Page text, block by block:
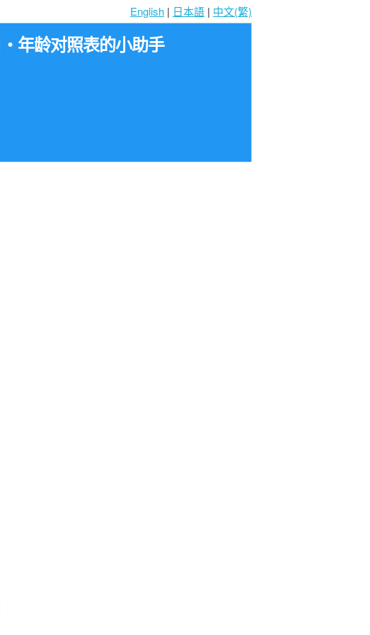
English | 日本語 | 中文(繁)
年龄对照表的小助手